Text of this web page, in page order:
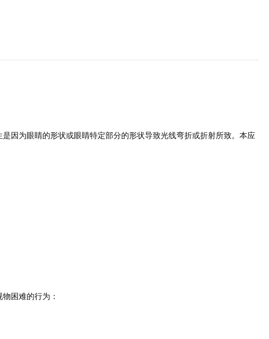
因为眼睛的形状或眼睛特定部分的形状导致光线弯折或折射所致。本应
困难的行为：